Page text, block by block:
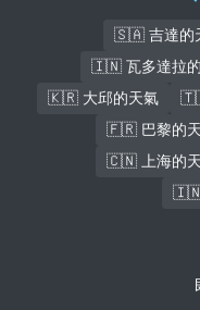
🇸🇦 吉達的
🇮🇳 瓦多達拉
🇰🇷 大邱的天氣
🇫🇷 巴黎的
🇨🇳 上海的
🇮🇳